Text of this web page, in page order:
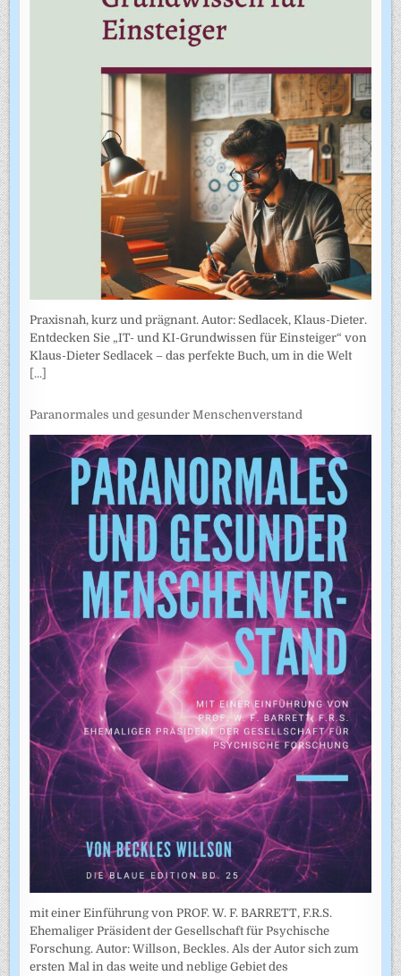
Praxisnah, kurz und prägnant. Autor: Sedlacek, Klaus-Dieter.
Entdecken Sie „IT- und KI-Grundwissen für Einsteiger“ von
Klaus-Dieter Sedlacek – das perfekte Buch, um in die Welt
[...]
Paranormales und gesunder Menschenverstand
mit einer Einführung von PROF. W. F. BARRETT, F.R.S.
Ehemaliger Präsident der Gesellschaft für Psychische
Forschung. Autor: Willson, Beckles. Als der Autor sich zum
ersten Mal in das weite und neblige Gebiet des